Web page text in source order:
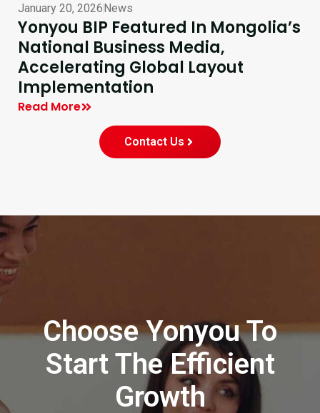
January 20, 2026News
Yonyou BIP Featured In Mongolia’s
National Business Media,
Accelerating Global Layout
Implementation
Read More
Contact Us
Choose Yonyou To
Start The Efficient
Growth